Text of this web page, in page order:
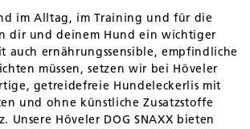
im Alltag, im Training und für die
dir und deinem Hund ein wichtiger
auch ernährungssensible, empfindliche
müssen, setzen wir bei Höveler
getreidefreie Hundeleckerlis mit
und ohne künstliche Zusatzstoffe
Unsere Höveler DOG SNAXX bieten